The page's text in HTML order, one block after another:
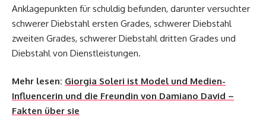
Anklagepunkten für schuldig befunden, darunter versuchter
schwerer Diebstahl ersten Grades, schwerer Diebstahl
zweiten Grades, schwerer Diebstahl dritten Grades und
Diebstahl von Dienstleistungen.
Mehr lesen: Giorgia Soleri ist Model und Medien-
Influencerin und die Freundin von Damiano David –
Fakten über sie